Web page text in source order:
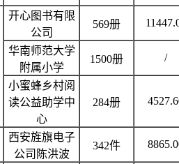
开心图书有限
公司
569册
华南师范大学
附属小学
1500册 /
小蜜蜂乡村阅
读公益助学中
心
284册
西安旌旗电子
公司陈洪波
342件